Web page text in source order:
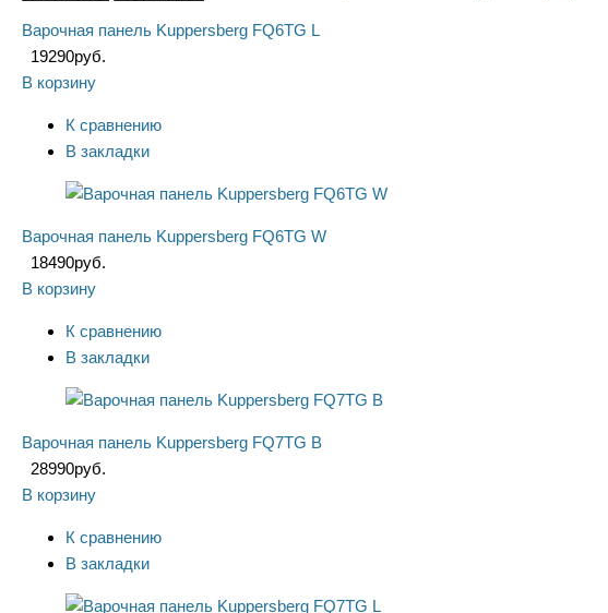
Варочная панель Kuppersberg FQ6TG L
19290руб.
В корзину
К сравнению
В закладки
Варочная панель Kuppersberg FQ6TG W
18490руб.
В корзину
К сравнению
В закладки
Варочная панель Kuppersberg FQ7TG B
28990руб.
В корзину
К сравнению
В закладки